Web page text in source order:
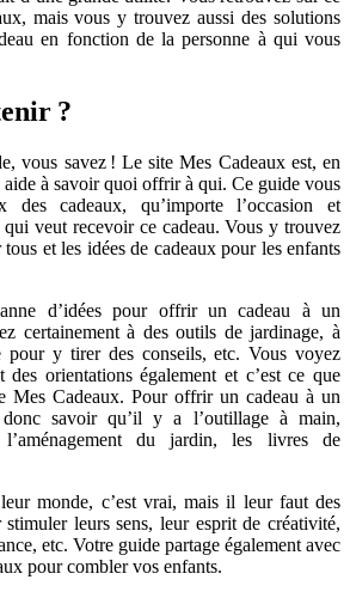
mais vous y trouvez aussi des solutions
en fonction de la personne à qui vous
?
vous savez ! Le site Mes Cadeaux est, en
à savoir quoi offrir à qui. Ce guide vous
cadeaux, qu’importe l’occasion et
qui veut recevoir ce cadeau. Vous y trouvez
et les idées de cadeaux pour les enfants
d’idées pour offrir un cadeau à un
certainement à des outils de jardinage, à
pour y tirer des conseils, etc. Vous voyez
orientations également et c’est ce que
Mes Cadeaux. Pour offrir un cadeau à un
savoir qu’il y a l’outillage à main,
l’aménagement du jardin, les livres de
monde, c’est vrai, mais il leur faut des
leurs sens, leur esprit de créativité,
etc. Votre guide partage également avec
pour combler vos enfants.